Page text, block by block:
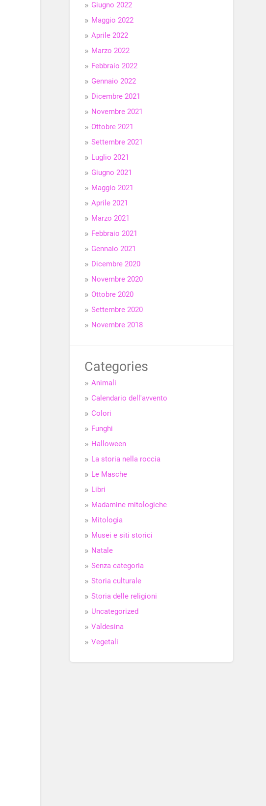
Giugno 2022
Maggio 2022
Aprile 2022
Marzo 2022
Febbraio 2022
Gennaio 2022
Dicembre 2021
Novembre 2021
Ottobre 2021
Settembre 2021
Luglio 2021
Giugno 2021
Maggio 2021
Aprile 2021
Marzo 2021
Febbraio 2021
Gennaio 2021
Dicembre 2020
Novembre 2020
Ottobre 2020
Settembre 2020
Novembre 2018
Categories
Animali
Calendario dell'avvento
Colori
Funghi
Halloween
La storia nella roccia
Le Masche
Libri
Madamine mitologiche
Mitologia
Musei e siti storici
Natale
Senza categoria
Storia culturale
Storia delle religioni
Uncategorized
Valdesina
Vegetali